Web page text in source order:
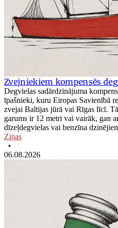
Zvejniekiem kompensēs
Degvielas sadārdzinājuma
īpašnieki, kuru Eiropas Savienībā
zvejai Baltijas jūrā vai Rīgas līcī.
garums ir 12 metri vai vairāk, gan
dīzeļdegvielas vai benzīna
Ziņas
•
06.08.2026